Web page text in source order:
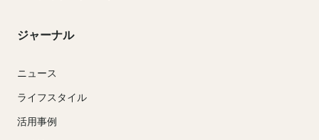
ジャーナル
ニュース
ライフスタイル
活用事例